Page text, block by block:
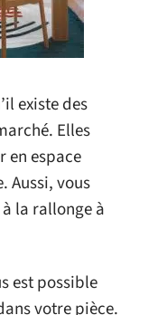
existe des
Elles
en espace
Aussi, vous
la rallonge à
est possible
votre pièce.